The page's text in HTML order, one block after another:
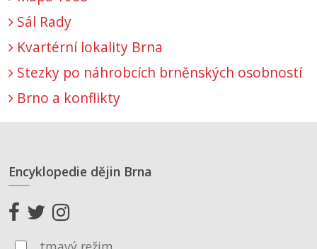
Sál Rady
Kvartérní lokality Brna
Stezky po náhrobcích brněnských osobností
Brno a konflikty
Encyklopedie dějin Brna